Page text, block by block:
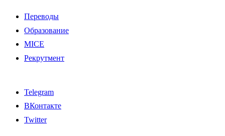
Переводы
Образование
MICE
Рекрутмент
Telegram
ВКонтакте
Twitter